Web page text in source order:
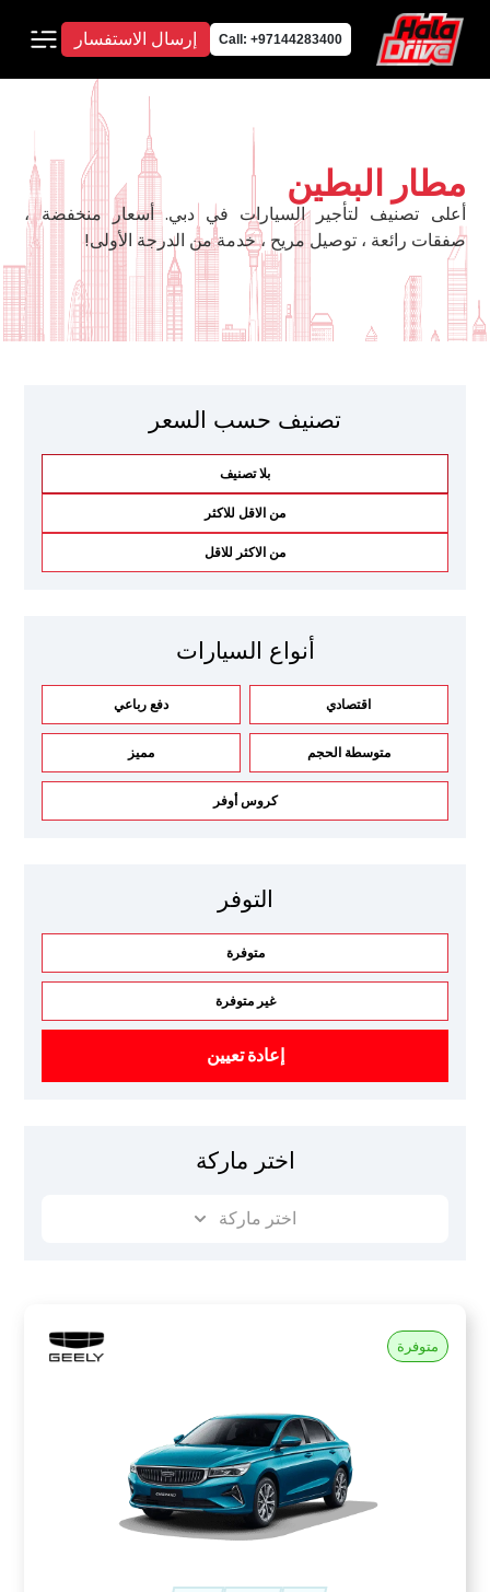
Call: +97144283400 إرسال الاستفسار
مطار البطين
أعلى تصنيف لتأجير السيارات في دبي. أسعار منخفضة ،
صفقات رائعة ، توصيل مريح ، خدمة من الدرجة الأولى!
تصنيف حسب السعر
بلا تصنيف
من الاقل للاكثر
من الاكثر للاقل
أنواع السيارات
اقتصادي دفع رباعي
متوسطة الحجم مميز
كروس أوفر
التوفر
متوفرة
غير متوفرة
إعادة تعيين
اختر ماركة
اختر ماركة
متوفرة